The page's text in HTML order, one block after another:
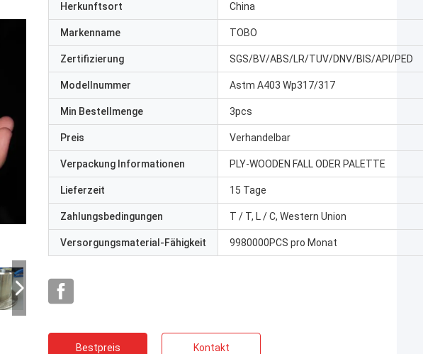
Herkunftsort China
Markenname TOBO
Zertifizierung SGS/BV/ABS/LR/TUV/DNV/BIS/API/PED
Modellnummer Astm A403 Wp317/317
Min Bestellmenge 3pcs
Preis Verhandelbar
Verpackung Informationen PLY-WOODEN FALL ODER PALETTE
Lieferzeit 15 Tage
Zahlungsbedingungen T / T, L / C, Western Union
Versorgungsmaterial-Fähigkeit 9980000PCS pro Monat
Bestpreis Kontakt